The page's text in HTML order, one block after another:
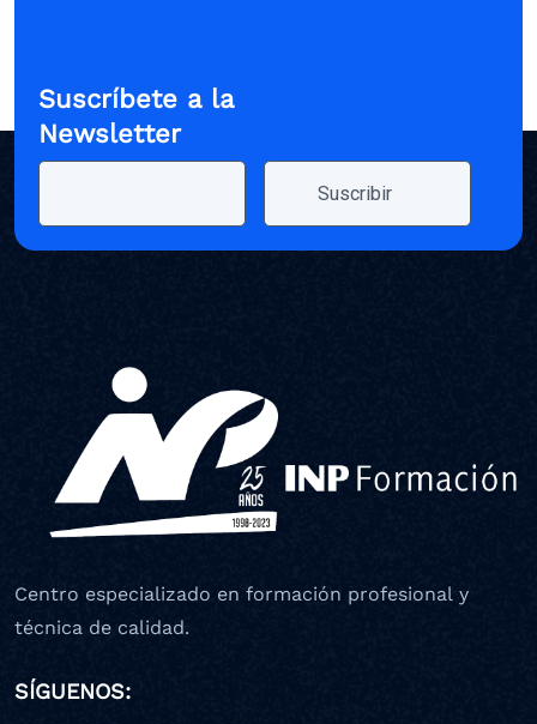
Suscríbete a la
Newsletter
Centro especializado en formación profesional y
técnica de calidad.
SÍGUENOS: